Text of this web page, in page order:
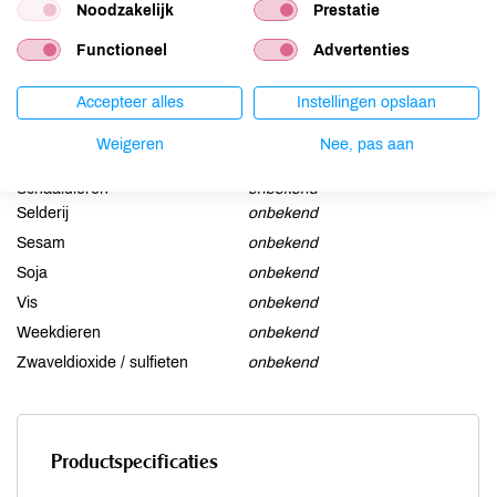
Ei
onbekend
Gluten
onbekend
onbekend
Schaaldieren
onbekend
Selderij
onbekend
Sesam
onbekend
Soja
onbekend
Vis
onbekend
Weekdieren
onbekend
Zwaveldioxide / sulfieten
onbekend
Productspecificaties
Noodzakelijk Prestatie
Functioneel Advertenties
Accepteer alles Instellingen opslaan
Weigeren Nee, pas aan